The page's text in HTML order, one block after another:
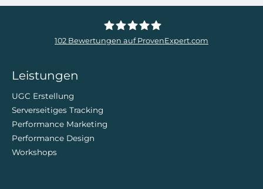
102 Bewertungen auf ProvenExpert.com
Leistungen
UGC Erstellung
Serverseitiges Tracking
Performance Marketing
Performance Design
Workshops